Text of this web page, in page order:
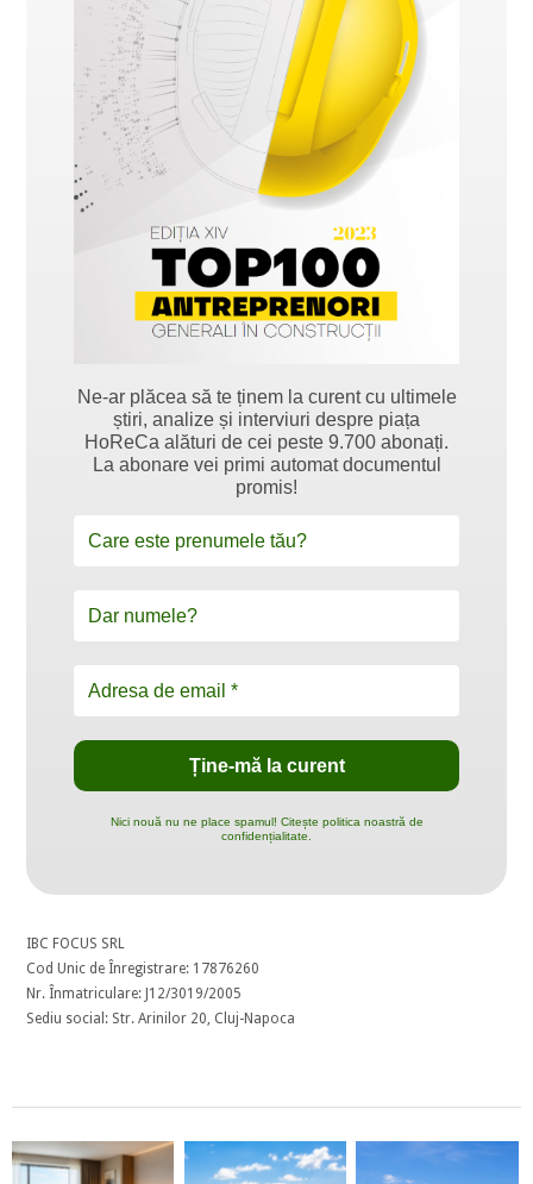
Ne-ar plăcea să te ținem la curent cu ultimele
știri, analize și interviuri despre piața
HoReCa alături de cei peste 9.700 abonați.
La abonare vei primi automat documentul
promis!
Nici nouă nu ne place spamul! Citește politica noastră de
confidențialitate.
IBC FOCUS SRL
Cod Unic de Înregistrare: 17876260
Nr. Înmatriculare: J12/3019/2005
Sediu social: Str. Arinilor 20, Cluj-Napoca